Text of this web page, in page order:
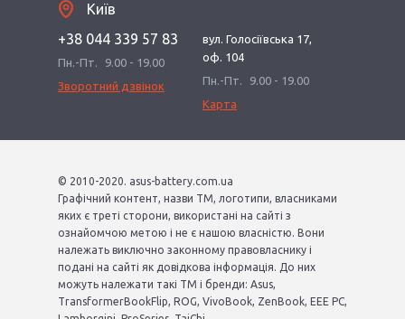
Київ
+38 044 339 57 83
Пн.-Пт.
9.00 - 19.00
Зворотний дзвінок
вул. Голосіївська 17,
оф. 104
Пн.-Пт.
9.00 - 19.00
Карта
© 2010-2020. asus-battery.com.ua
Графічний контент, назви ТМ, логотипи, власниками
яких є треті сторони, використані на сайті з
ознайомчою метою і не є нашою власністю. Вони
належать виключно законному правовласнику і
подані на сайті як довідкова інформація. До них
можуть належати такі ТМ і бренди: Asus,
TransformerBookFlip, ROG, VivoBook, ZenBook, EEE PC,